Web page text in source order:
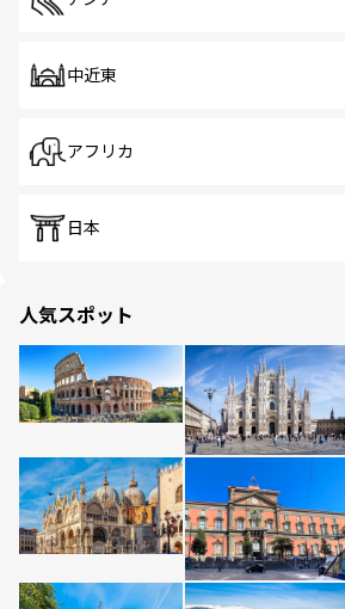
中近東
アフリカ
日本
人気スポット